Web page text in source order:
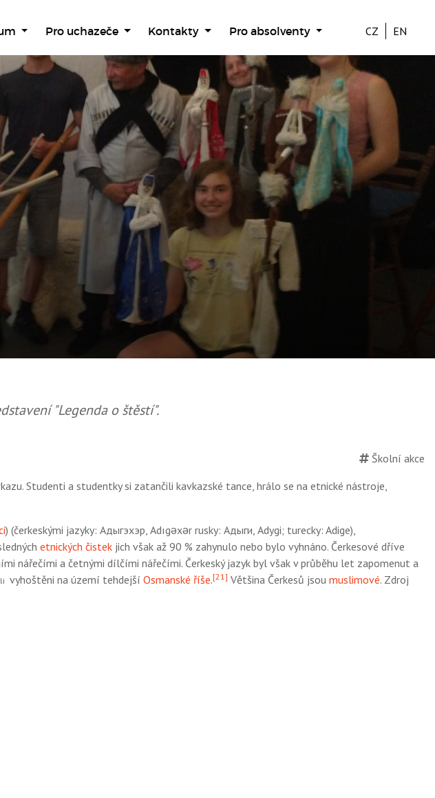
Pro uchazeče Kontakty Pro absolventy CZ EN
"Legenda o štěstí".
Školní akce
Studenti a studentky si zatančili kavkazské tance, hrálo se na etnické nástroje,
) (čerkeskými jazyky: Адыгэхэр, Adıgəxər rusky: Адыги, Adygi; turecky: Adige),
etnických čistek jich však až 90 % zahynulo nebo bylo vyhnáno. Čerkesové dříve
nářečími a četnými dílčími nářečími. Čerkeský jazyk byl však v průběhu let zapomenut a
vyhoštěni na území tehdejší Osmanské říše.[21] Většina Čerkesů jsou muslimové. Zdroj